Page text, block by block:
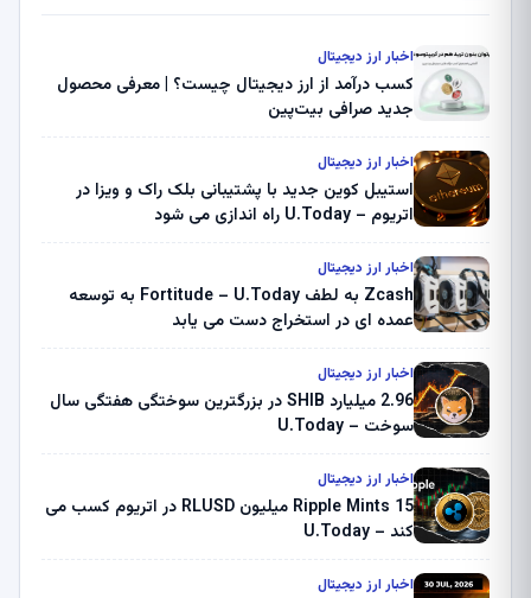
اخبار ارز دیجیتال
کسب درآمد از ارز دیجیتال چیست؟ | معرفی محصول
جدید صرافی بیت‌پین
اخبار ارز دیجیتال
استیبل کوین جدید با پشتیبانی بلک راک و ویزا در
اتریوم – U.Today راه اندازی می شود
اخبار ارز دیجیتال
Zcash به لطف Fortitude – U.Today به توسعه
عمده ای در استخراج دست می یابد
اخبار ارز دیجیتال
2.96 میلیارد SHIB در بزرگترین سوختگی هفتگی سال
سوخت – U.Today
اخبار ارز دیجیتال
Ripple Mints 15 میلیون RLUSD در اتریوم کسب می
کند – U.Today
اخبار ارز دیجیتال